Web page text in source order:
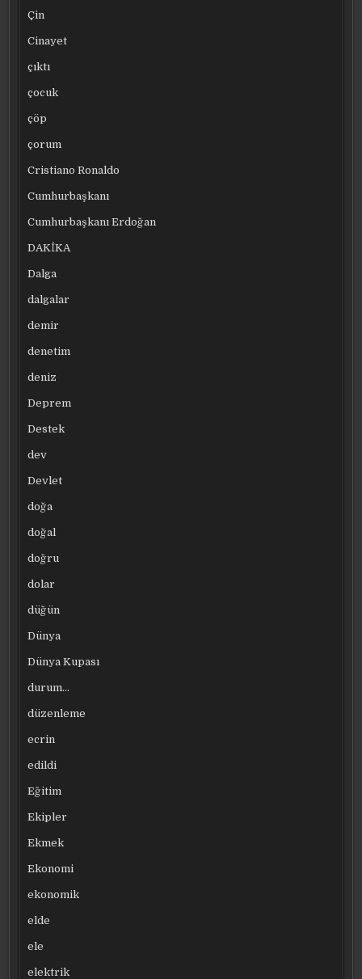
Çin
Cinayet
çıktı
çocuk
çöp
çorum
Cristiano Ronaldo
Cumhurbaşkanı
Cumhurbaşkanı Erdoğan
DAKİKA
Dalga
dalgalar
demir
denetim
deniz
Deprem
Destek
dev
Devlet
doğa
doğal
doğru
dolar
düğün
Dünya
Dünya Kupası
durum…
düzenleme
ecrin
edildi
Eğitim
Ekipler
Ekmek
Ekonomi
ekonomik
elde
ele
elektrik